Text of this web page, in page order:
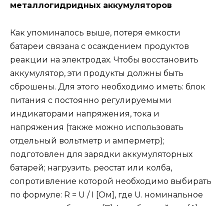
металлогидридных аккумуляторов
Как упоминалось выше, потеря емкости
батареи связана с осаждением продуктов
реакции на электродах. Чтобы восстановить
аккумулятор, эти продукты должны быть
сброшены. Для этого необходимо иметь: блок
питания с постоянно регулируемыми
индикаторами напряжения, тока и
напряжения (также можно использовать
отдельный вольтметр и амперметр);
подготовлен для зарядки аккумуляторных
батарей; нагрузить. реостат или колба,
сопротивление которой необходимо выбирать
по формуле: R = U / I [Ом], где U. номинальное